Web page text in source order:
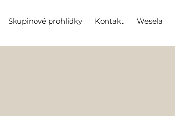
Skupinové prohlídky Kontakt Wesela